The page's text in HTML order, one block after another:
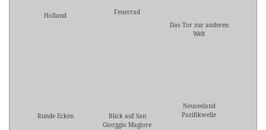
Holland
Feuerrad
Das Tor zur anderen
Welt
Runde Ecken
Blick auf San
Giorggio Magiore
Neuseeland
Pazifikwelle